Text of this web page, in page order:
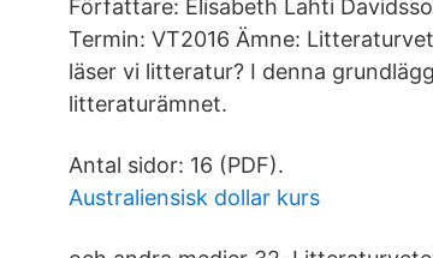
Författare: Elisabeth Lahti
Termin: VT2016 Ämne:
läser vi litteratur? I denna
litteraturämnet.
Antal sidor: 16 (PDF).
Australiensisk dollar kurs